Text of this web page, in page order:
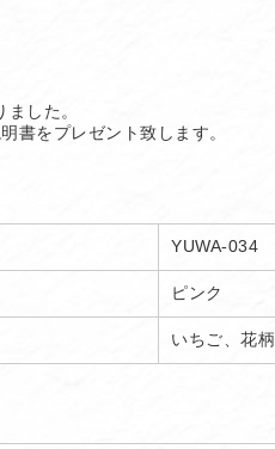
した。
書をプレゼント致します。
YUWA-034
ピンク
いちご、花柄